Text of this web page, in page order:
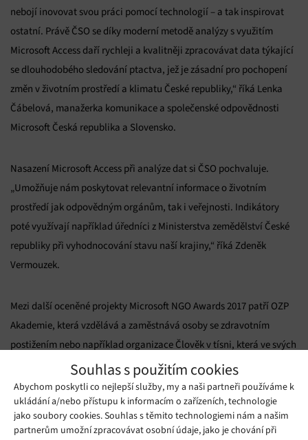
Souhlas s použitím cookies
Abychom poskytli co nejlepší služby, my a naši partneři používáme k
ukládání a/nebo přístupu k informacím o zařízeních, technologie
jako soubory cookies. Souhlas s těmito technologiemi nám a našim
partnerům umožní zpracovávat osobní údaje, jako je chování při
nebojí inovovat svou práci pomocí technologií – a tak inspirovat
ostatní. Právě ČSO se díky moderní metodě analýzy s využitím
Microsoft Access daří rychleji a kvalitněji zpracovávat data týkající
se dlouhodobého sledování ptactva, jež je zásadní pro pochopení
změn v životním prostředí a klimatu České republiky,“ říká Lenka
Čábelová, manažerka komunikace a společenské odpovědnosti
Microsoft Česká republika a Slovensko.
Nasazení Microsoft Access při analýze dat si ČSO pochvaluje.
„Umožňuje nám poskytovat relevantní informace o životním
prostředí jak odpovědným orgánům, tak i veřejnosti. Indikátory
poté využívají například úředníci z Ministerstva zemědělství České
republiky při vyhodnocování stavu naší krajiny,“ říká Zdeněk
Vermouzek.
Mezi další oceněné projekty Microsoft NGO Awards 2017 patří OZP
Akademie, která vzdělává a zaměstnává osoby se zdravotním
postižením nebo například organizace Člověk v tísni, která ve svých
projektech řešila propojení více než 70 lidí, kteří pracují v sociálně
vyloučených lokalitách.
Mohlo by se vám líbit